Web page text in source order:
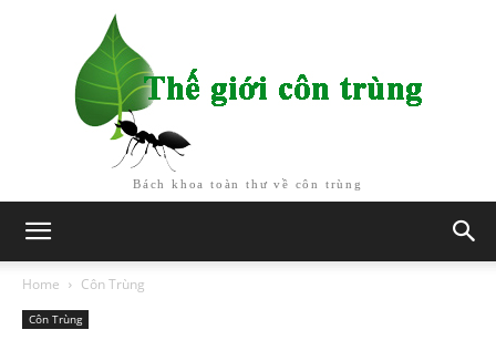
Bách khoa toàn thư về côn trùng
Home Côn Trùng
Côn Trùng